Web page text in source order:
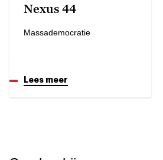
Nexus 44
Massademocratie
Lees meer